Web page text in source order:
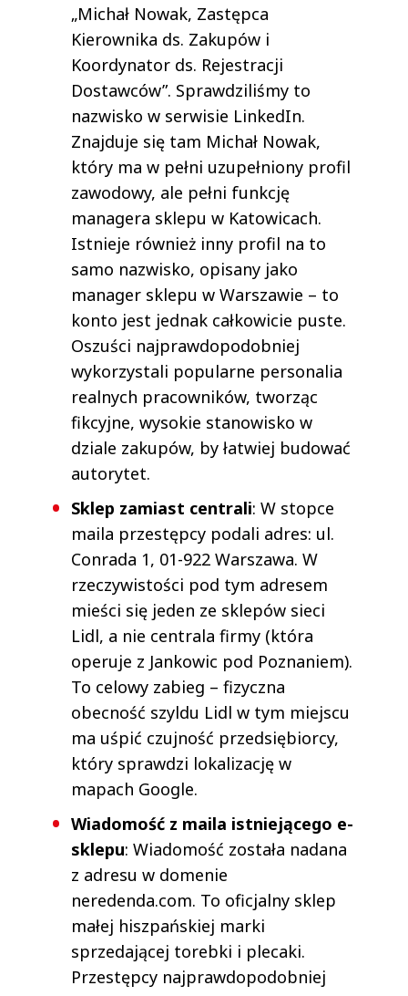
„Michał Nowak, Zastępca
Kierownika ds. Zakupów i
Koordynator ds. Rejestracji
Dostawców”. Sprawdziliśmy to
nazwisko w serwisie LinkedIn.
Znajduje się tam Michał Nowak,
który ma w pełni uzupełniony profil
zawodowy, ale pełni funkcję
managera sklepu w Katowicach.
Istnieje również inny profil na to
samo nazwisko, opisany jako
manager sklepu w Warszawie – to
konto jest jednak całkowicie puste.
Oszuści najprawdopodobniej
wykorzystali popularne personalia
realnych pracowników, tworząc
fikcyjne, wysokie stanowisko w
dziale zakupów, by łatwiej budować
autorytet.
Sklep zamiast centrali: W stopce
maila przestępcy podali adres: ul.
Conrada 1, 01-922 Warszawa. W
rzeczywistości pod tym adresem
mieści się jeden ze sklepów sieci
Lidl, a nie centrala firmy (która
operuje z Jankowic pod Poznaniem).
To celowy zabieg – fizyczna
obecność szyldu Lidl w tym miejscu
ma uśpić czujność przedsiębiorcy,
który sprawdzi lokalizację w
mapach Google.
Wiadomość z maila istniejącego e-
sklepu: Wiadomość została nadana
z adresu w domenie
neredenda.com. To oficjalny sklep
małej hiszpańskiej marki
sprzedającej torebki i plecaki.
Przestępcy najprawdopodobniej